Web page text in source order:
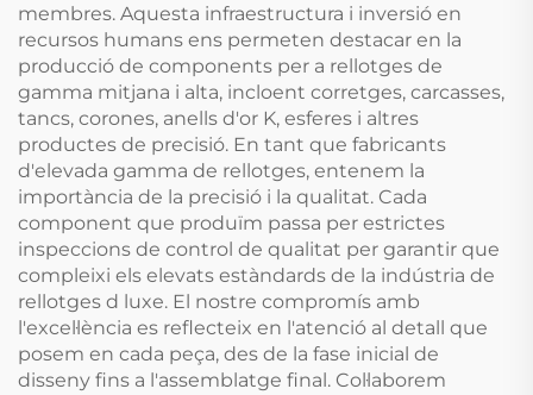
membres. Aquesta infraestructura i inversió en
recursos humans ens permeten destacar en la
producció de components per a rellotges de
gamma mitjana i alta, incloent corretges, carcasses,
tancs, corones, anells d'or K, esferes i altres
productes de precisió. En tant que fabricants
d'elevada gamma de rellotges, entenem la
importància de la precisió i la qualitat. Cada
component que produïm passa per estrictes
inspeccions de control de qualitat per garantir que
compleixi els elevats estàndards de la indústria de
rellotges d luxe. El nostre compromís amb
l'excel·lència es reflecteix en l'atenció al detall que
posem en cada peça, des de la fase inicial de
disseny fins a l'assemblatge final. Col·laborem